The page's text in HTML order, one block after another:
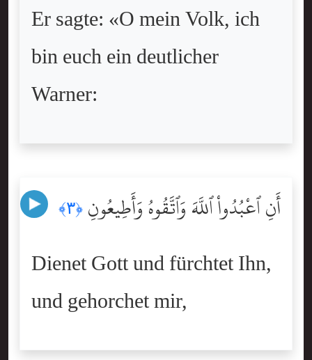
Er sagte: «O mein Volk, ich
bin euch ein deutlicher
Warner:
أَنِ ٱعْبُدُواْ ٱللَّهَ وَٱتَّقُوهُ وَأَطِيعُونِ ﴿٣﴾
Dienet Gott und fürchtet Ihn,
und gehorchet mir,